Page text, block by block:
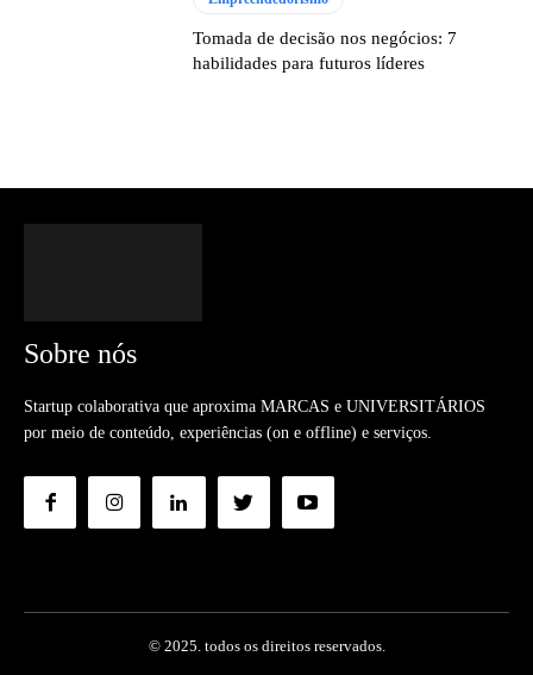
Tomada de decisão nos negócios: 7
habilidades para futuros líderes
Sobre nós
Startup colaborativa que aproxima MARCAS e UNIVERSITÁRIOS
por meio de conteúdo, experiências (on e offline) e serviços.
© 2025. todos os direitos reservados.